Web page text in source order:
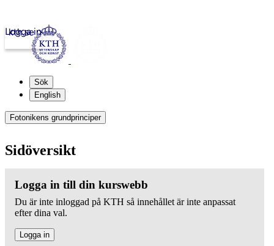
kth.se
Logga in
Sök
English
Fotonikens grundprinciper
Sidöversikt
Logga in till din kurswebb
Du är inte inloggad på KTH så innehållet är inte anpassat
efter dina val.
Logga in